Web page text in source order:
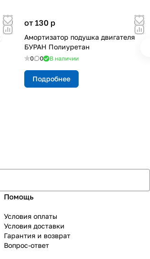
от 130 p
Амортизатор подушка двигателя
БУРАН Полиуретан
0 0 В наличии
Подробнее
Помощь
Условия оплаты
Условия доставки
Гарантия и возврат
Вопрос-ответ